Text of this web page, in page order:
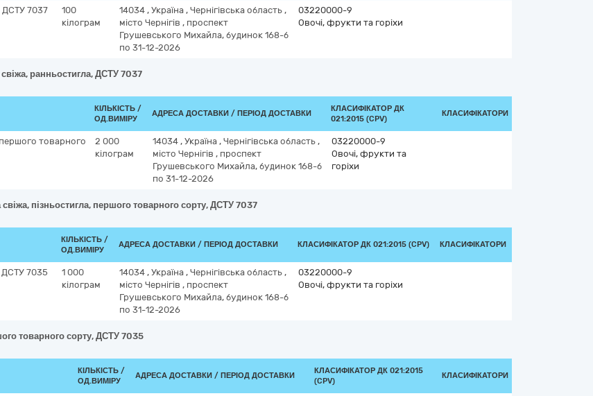
ДСТУ 7037
100
кілограм
14034 , Україна , Чернігівська область ,
місто Чернігів , проспект
Грушевського Михайла, будинок 168-б
по 31-12-2026
03220000-9
Овочі, фрукти та горіхи
ранньостигла, ДСТУ 7037
КІЛЬКІСТЬ /
ОД.ВИМІРУ
АДРЕСА ДОСТАВКИ / ПЕРІОД ДОСТАВКИ
КЛАСИФІКАТОР ДК
021:2015 (CPV)
КЛАСИФІКАТОРИ
першого товарного
2 000
кілограм
14034 , Україна , Чернігівська область ,
місто Чернігів , проспект
Грушевського Михайла, будинок 168-б
по 31-12-2026
03220000-9
Овочі, фрукти та
горіхи
пізньостигла, першого товарного сорту, ДСТУ 7037
КІЛЬКІСТЬ /
ОД.ВИМІРУ
АДРЕСА ДОСТАВКИ / ПЕРІОД ДОСТАВКИ КЛАСИФІКАТОР ДК 021:2015 (CPV) КЛАСИФІКАТОРИ
ДСТУ 7035
1 000
кілограм
14034 , Україна , Чернігівська область ,
місто Чернігів , проспект
Грушевського Михайла, будинок 168-б
по 31-12-2026
03220000-9
Овочі, фрукти та горіхи
товарного сорту, ДСТУ 7035
КІЛЬКІСТЬ /
ОД.ВИМІРУ
АДРЕСА ДОСТАВКИ / ПЕРІОД ДОСТАВКИ
КЛАСИФІКАТОР ДК 021:2015
(CPV)
КЛАСИФІКАТОРИ